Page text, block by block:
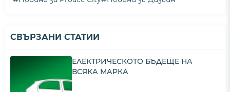
СВЪРЗАНИ СТАТИИ
ЕЛЕКТРИЧЕСКОТО БЪДЕЩЕ НА
ВСЯКА МАРКА